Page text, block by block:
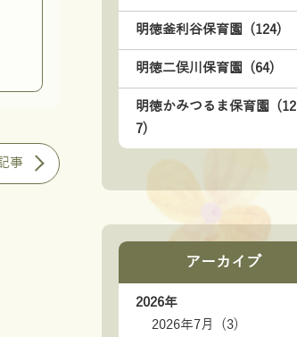
事
明徳釜利谷保育園 (124)
明徳二俣川保育園 (64)
明徳かみつるま保育園 (12
7)
アーカイブ
2026年
2026年7月 (3)